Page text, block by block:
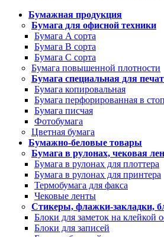
Бумажная продукция
Бумага для офисной техники
Бумага A сорта
Бумага B сорта
Бумага C сорта
Бумага повышенной плотности
Бумага специальная для
Бумага копировальная
Бумага перфорированная в
Бумага писчая
Фотобумага
Цветная бумага
Бумажно-беловые товары
Бумага в рулонах, чековая
Бумага в рулонах для плоттера
Бумага в рулонах для принтера
Термобумага для факса
Чековые ленты
Стикеры, флажки-закладки,
Блоки для заметок на клейкой
Блоки для записей